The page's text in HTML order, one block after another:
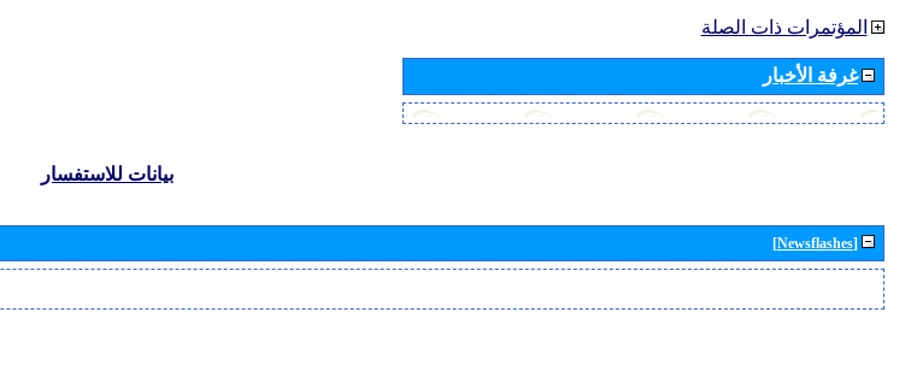
المؤتمرات ذات الصلة
غرفة الأخبار
بيانات للاستفسار
[Newsflashes]